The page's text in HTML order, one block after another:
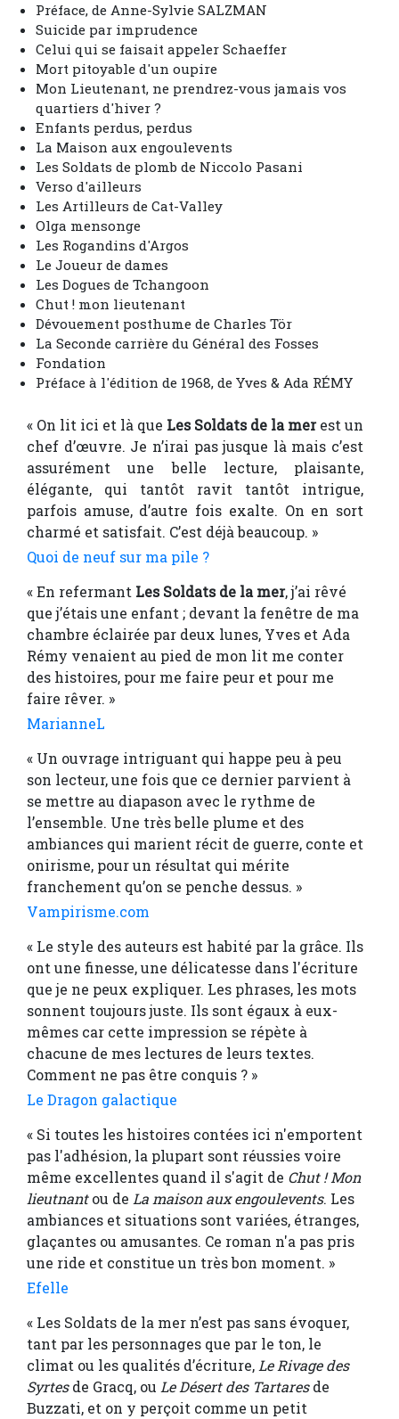
Préface, de Anne-Sylvie SALZMAN
Suicide par imprudence
Celui qui se faisait appeler Schaeffer
Mort pitoyable d'un oupire
Mon Lieutenant, ne prendrez-vous jamais vos
quartiers d'hiver ?
Enfants perdus, perdus
La Maison aux engoulevents
Les Soldats de plomb de Niccolo Pasani
Verso d'ailleurs
Les Artilleurs de Cat-Valley
Olga mensonge
Les Rogandins d'Argos
Le Joueur de dames
Les Dogues de Tchangoon
Chut ! mon lieutenant
Dévouement posthume de Charles Tör
La Seconde carrière du Général des Fosses
Fondation
Préface à l'édition de 1968, de Yves & Ada RÉMY
« On lit ici et là que Les Soldats de la merest un
chef d’œuvre. Je n’irai pas jusque là mais c’est
assurément une belle lecture, plaisante,
élégante, qui tantôt ravit tantôt intrigue,
parfois amuse, d’autre fois exalte. On en sort
charmé et satisfait. C’est déjà beaucoup. »
Quoi de neuf sur ma pile ?
« En refermant Les Soldats de la mer, j’ai rêvé
que j’étais une enfant ; devant la fenêtre de ma
chambre éclairée par deux lunes, Yves et Ada
Rémy venaient au pied de mon lit me conter
des histoires, pour me faire peur et pour me
faire rêver. »
MarianneL
« Un ouvrage intriguant qui happe peu à peu
son lecteur, une fois que ce dernier parvient à
se mettre au diapason avec le rythme de
l’ensemble. Une très belle plume et des
ambiances qui marient récit de guerre, conte et
onirisme, pour un résultat qui mérite
franchement qu’on se penche dessus. »
Vampirisme.com
« Le style des auteurs est habité par la grâce. Ils
ont une finesse, une délicatesse dans l'écriture
que je ne peux expliquer. Les phrases, les mots
sonnent toujours juste. Ils sont égaux à eux-
mêmes car cette impression se répète à
chacune de mes lectures de leurs textes.
Comment ne pas être conquis ? »
Le Dragon galactique
« Si toutes les histoires contées ici n'emportent
pas l'adhésion, la plupart sont réussies voire
même excellentes quand il s'agit de Chut ! Mon
lieutnantou de La maison aux engoulevents. Les
ambiances et situations sont variées, étranges,
glaçantes ou amusantes. Ce roman n'a pas pris
une ride et constitue un très bon moment. »
Efelle
« Les Soldats de la mer n’est pas sans évoquer,
tant par les personnages que par le ton, le
climat ou les qualités d’écriture,Le Rivage des
Syrtesde Gracq, ou Le Désert des Tartaresde
Buzzati, et on y perçoit comme un petit